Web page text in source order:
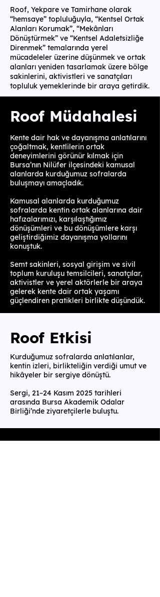
Roof, Yekpare ve Tamirhane olarak
“hemsaye” topluluğuyla, “Kentsel Ortak
Alanları Korumak”, “Mekânları
Dönüştürmek” ve “Kentsel Adaletsizliğe
Direnmek” temalarında yerel
mücadeleler üzerine düşünmek ve ortak
alanları yeniden tasarlamak üzere bölge
sakinlerini, aktivistleri ve sanatçıları
topluluk yemeklerinde bir araya getirdik.
Roof Müdahalesi
Kente dair hak ve dayanışma anlatılarını
çoğaltmak, kentlilerin ortak
deneyimlerini görünür kılmak için
Bursa’nın Nilüfer ilçesindeki kamusal
alanlarda kurduğumuz sofralarda
buluşmayı amaçladık.
Kamusal alanlarda kurduğumuz
sofralarda kentin ortak alanlarına dair
hafızalarımızı, karşılaştığımız
dönüşümleri ve bu dönüşümlere karşı
geliştirdiğimiz dayanışma yollarını
konuştuk.
Semt sakinleri, sosyal girişim ve sivil
toplum kuruluşu temsilcileri, sanatçılar,
aktivistler ve yerel aktörlerle bir araya
gelerek kente dair ortak yaşamı
güçlendiren pratikleri birlikte düşündük.
Roof Etkisi
Kurduğumuz sofralarda anlatılanlar,
kentin izleri, birlikteliğin verdiği umut ve
hikâyeler bir sergiye dönüştü.
Sergi, 21–24 Kasım 2025 tarihleri
arasında Bursa Akademik Odalar
Birliği’nde ziyaretçilerle buluştu.